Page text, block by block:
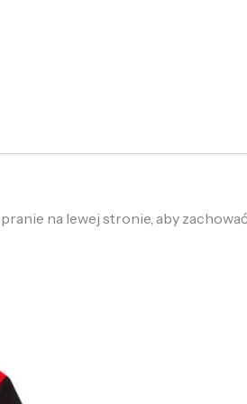
na lewej stronie, aby